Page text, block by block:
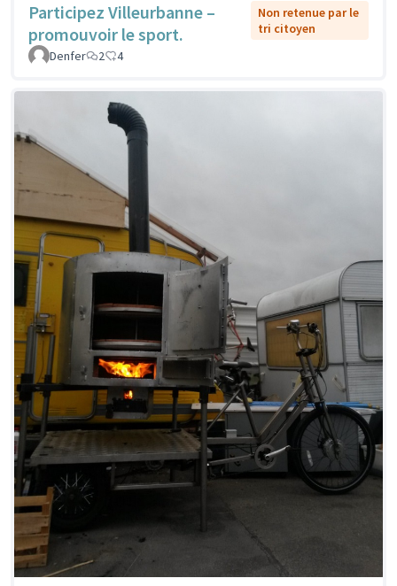
Participez Villeurbanne –
promouvoir le sport.
Non retenue par le
tri citoyen
Denfer
2 4